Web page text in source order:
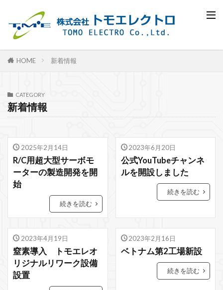
HOME 新着情報
CATEGORY
新着情報
2025年2月14日
R/C用超大型サーボモ
ーターの製造開発を開
始
続きを読む
2023年6月20日
公式YouTubeチャンネ
ルを開設しました
続きを読む
2023年4月19日
窒素導入 トモエレオ
リジナルリワーク設備
設置
2023年2月16日
ベトナム第2工場新設
続きを読む